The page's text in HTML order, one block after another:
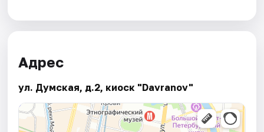
Адрес
ул. Думская, д.2, киоск "Davranov"